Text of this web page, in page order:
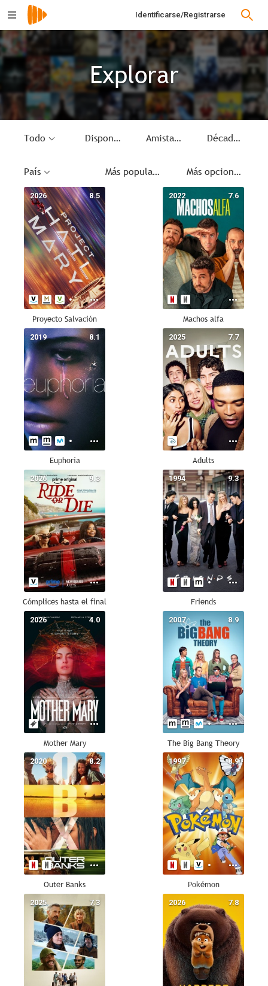
Identificarse/Registrarse
Explorar
Todo Disponible Amistad Década
País Más populares Más opciones
8.5
2026
Proyecto Salvación
7.6
2022
Machos alfa
8.1
2019
Euphoria
7.7
2025
Adults
9.3
2026
Cómplices hasta el final
9.3
1994
Friends
4.0
2026
Mother Mary
8.9
2007
The Big Bang Theory
8.2
2020
Outer Banks
8.9
1997
Pokémon
7.3
2025 7.8
2026